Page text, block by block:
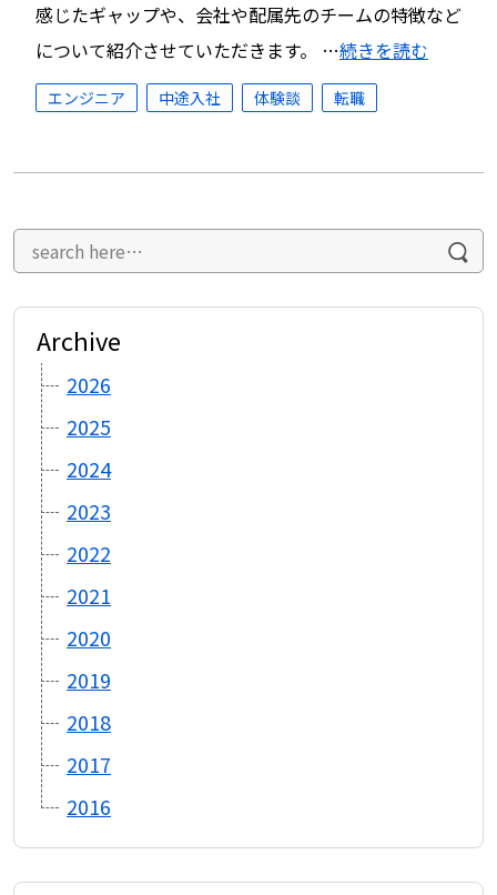
感じたギャップや、会社や配属先のチームの特徴など
について紹介させていただきます。 …続きを読む
エンジニア 中途入社 体験談 転職
Archive
2026
2025
2024
2023
2022
2021
2020
2019
2018
2017
2016